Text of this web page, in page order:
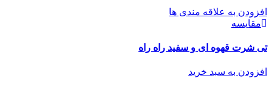
افزودن به علاقه مندی ها
مقایسه
تی شرت قهوه ای و سفید راه راه
افزودن به سبد خرید